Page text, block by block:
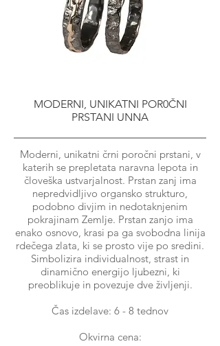
MODERNI, UNIKATNI POR0ČNI
PRSTANI UNNA
Moderni, unikatni črni poročni prstani, v
katerih se prepletata naravna lepota in
človeška ustvarjalnost. Prstan zanj ima
nepredvidljivo organsko strukturo,
podobno divjim in nedotaknjenim
pokrajinam Zemlje. Prstan zanjo ima
enako osnovo, krasi pa ga svobodna linija
rdečega zlata, ki se prosto vije po sredini.
Simbolizira individualnost, strast in
dinamično energijo ljubezni, ki
preoblikuje in povezuje dve življenji.
Čas izdelave: 6 - 8 tednov
Okvirna cena: